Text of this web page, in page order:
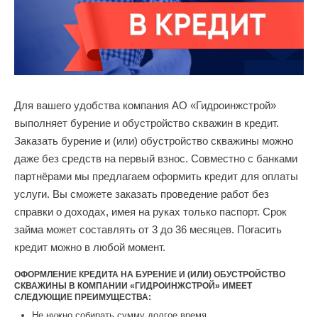
Для вашего удобства компания АО «Гидроинжстрой»
выполняет бурение и обустройство скважин в кредит.
Заказать бурение и (или) обустройство скважины можно
даже без средств на первый взнос. Совместно с банками
партнёрами мы предлагаем оформить кредит для оплаты
услуги. Вы сможете заказать проведение работ без
справки о доходах, имея на руках только паспорт. Срок
займа может составлять от 3 до 36 месяцев. Погасить
кредит можно в любой момент.
ОФОРМЛЕНИЕ КРЕДИТА НА БУРЕНИЕ И (ИЛИ) ОБУСТРОЙСТВО
СКВАЖИНЫ В КОМПАНИИ «ГИДРОИНЖСТРОЙ» ИМЕЕТ
СЛЕДУЮЩИЕ ПРЕИМУЩЕСТВА: